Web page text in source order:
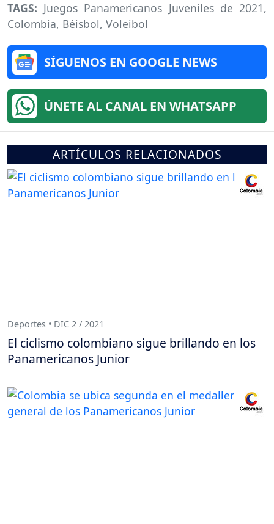
TAGS: Juegos Panamericanos Juveniles de 2021,
Colombia, Béisbol, Voleibol
SÍGUENOS EN GOOGLE NEWS
ÚNETE AL CANAL EN WHATSAPP
ARTÍCULOS RELACIONADOS
Deportes • DIC 2 / 2021
El ciclismo colombiano sigue brillando en los
Panamericanos Junior